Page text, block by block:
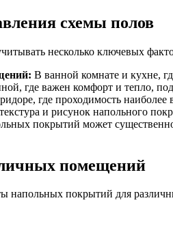
схемы полов
несколько ключевых
В ванной комнате и кухне,
где важен комфорт и тепло,
где проходимость
и рисунок напольного
покрытий может
помещений
напольных покрытий для